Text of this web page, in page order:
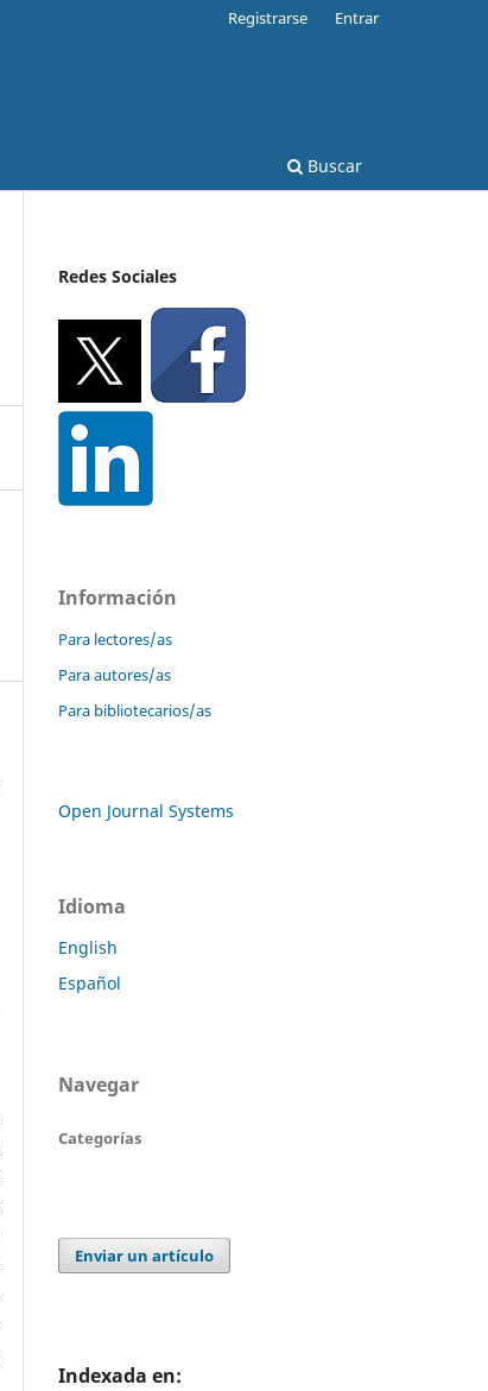
Buscar
Registrarse Entrar
Redes Sociales
Información
Para lectores/as
Para autores/as
Para bibliotecarios/as
Open Journal Systems
Idioma
English
Español
Navegar
Categorías
Enviar un artículo
Indexada en: